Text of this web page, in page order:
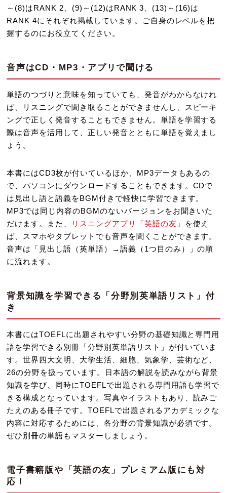
～(8)はRANK 2、(9)～(12)はRANK 3、(13)～(16)は
RANK 4にそれぞれ掲載しています。ご自身のレベルを把
握するのにお役立てください。
音声はCD・MP3・アプリで聞ける
単語のつづりと意味を知っていても、発音がわからなけれ
ば、リスニングで聞き取ることができませんし、スピーキ
ングで正しく発音することもできません。単語を学習する
際は音声を活用して、正しい発音とともに単語を覚えまし
ょう。
本書にはCD3枚が付いているほか、MP3データもあるの
で、パソコンにダウンロードすることもできます。CDで
は見出し語と語義をBGM付きで軽快に学習できます。
MP3では同じ内容のBGMのないバージョンをお聞きいた
だけます。また、
リスニングアプリ「英語の友」
を使え
ば、スマホやタブレットでも音声を聞くことができます。
音声は「見出し語（英単語）→語義（1つ目のみ）」の順
に流れます。
背景知識を学習できる「分野別英単語リスト」付
き
本書にはTOEFLに出題されやすい分野の基礎知識と専門用
語を学習できる別冊「分野別英単語リスト」が付いていま
す。世界四大文明、大学生活、細胞、気象学、芸術など、
26の分野を扱っています。日本語の解説を読みながら背景
知識を学び、同時にTOEFLで出題される専門用語も学習で
きる構成となっています。写真やイラストもあり、読みご
たえのある冊子です。TOEFLで出題されるアカデミックな
内容に対応するためには、各分野の背景知識が必須です。
ぜひ別冊の単語もマスターしましょう。
電子書籍版や「英語の友」プレミアム版にも対
応！